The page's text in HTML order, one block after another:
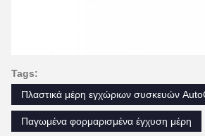
Tags:
Πλαστικά μέρη εγχώριων συσκευών
Παγωμένα φορμαρισμένα έγχυση μέρη